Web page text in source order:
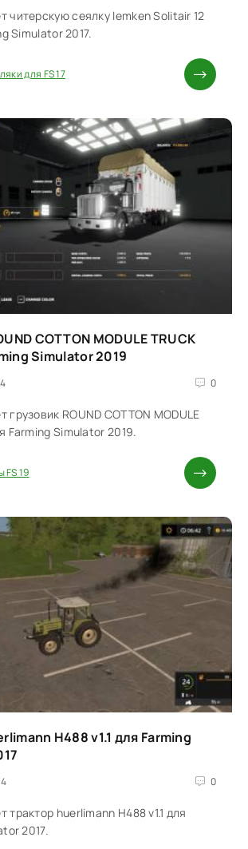
читерскую сеялку lemken Solitair 12
Simulator 2017.
для FS 17
COTTON MODULE TRUCK
Simulator 2019
0
грузовик ROUND COTTON MODULE
Farming Simulator 2019.
FS 19
H488 v1.1 для Farming
0
трактор huerlimann H488 v1.1 для
2017.